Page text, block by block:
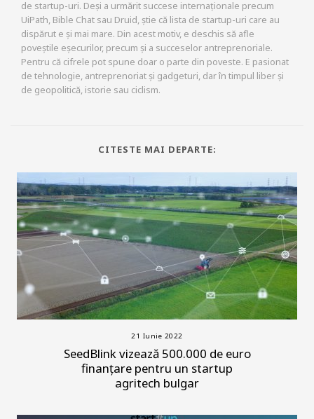
de startup-uri. Deși a urmărit succese internaționale precum
UiPath, Bible Chat sau Druid, știe că lista de startup-uri care au
dispărut e și mai mare. Din acest motiv, e deschis să afle
poveștile eșecurilor, precum și a succeselor antreprenoriale.
Pentru că cifrele pot spune doar o parte din poveste. E pasionat
de tehnologie, antreprenoriat și gadgeturi, dar în timpul liber și
de geopolitică, istorie sau ciclism.
CITESTE MAI DEPARTE:
21 Iunie 2022
SeedBlink vizează 500.000 de euro
finanțare pentru un startup
agritech bulgar